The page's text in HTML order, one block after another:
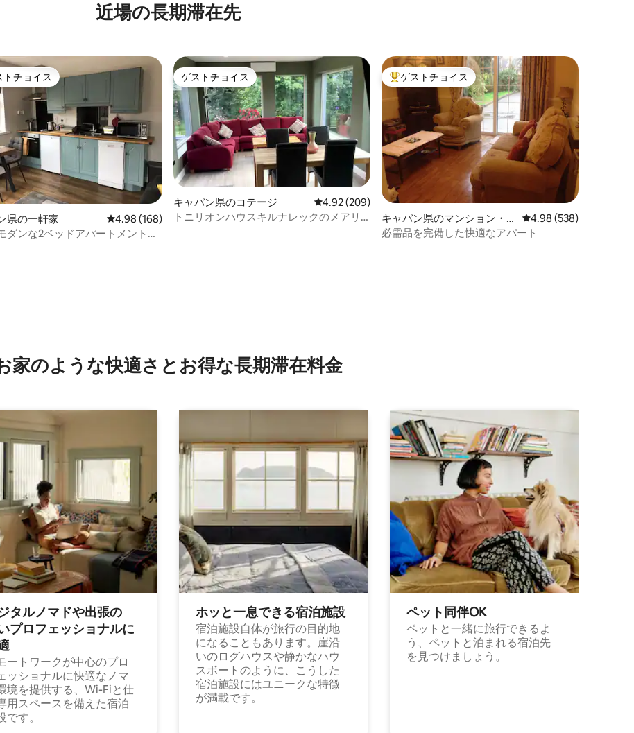
近場の長期滞在先
4.99つ星の平均評価
ゲストチョイスです。
トチョイス
県の一軒家 レビュー168件、5つ星中4.98つ星の平均評価
4.98 (168)
ダンな2ベッドアパートメント、
ゲストチョイス
ゲストチョイス
キャバン県のコテージ レビュー209件、5つ星中4.92つ星の平均評価
4.92 (209)
トニリオンハウスキルナレックのメアリ
大好評のゲストチョイスです。
ゲストチョイス
キャバン県のマンション・ア
パート
レビュー538件、5つ星
4.98 (538)
必需品を完備した快適なアパート
家のような快⁠適⁠さ⁠とお⁠得⁠な長⁠期⁠滞⁠在料⁠金
タルノマドや出⁠張⁠の
プ⁠ロ⁠フ⁠ェ⁠ッ⁠シ⁠ョ⁠ナ⁠ル⁠に
ートワークが中心のプロ
ッショナルに快適なノマ
境を提供する、Wi-Fiと仕
用スペースを備えた宿泊
です。
ホッと一⁠息⁠で⁠き⁠る宿⁠泊施⁠設
宿泊施設自体が旅行の目的地
になることもあります。崖沿
いのログハウスや静かなハウ
スボートのように、こうした
宿泊施設にはユニークな特徴
が満載です。
ペット同⁠伴OK
ペットと一緒に旅行できるよ
う、ペットと泊まれる宿泊先
を見つけましょう。